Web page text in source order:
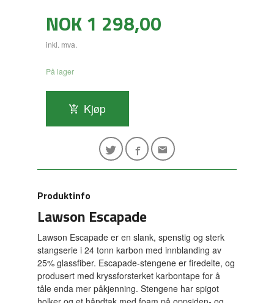
Pris
NOK1 298,00
inkl. mva.
På lager
Kjøp
Produktinfo
Lawson Escapade
Lawson Escapade er en slank, spenstig og sterk
stangserie i 24 tonn karbon med innblanding av
25% glassfiber. Escapade-stengene er firedelte, og
produsert med kryssforsterket karbontape for å
tåle enda mer påkjenning. Stengene har spigot